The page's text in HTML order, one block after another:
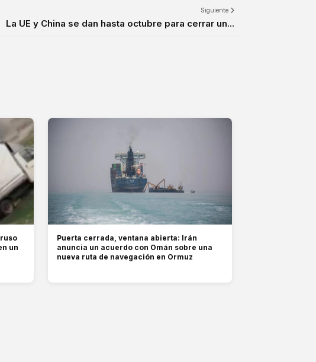
Siguiente
La UE y China se dan hasta octubre para cerrar un...
un
Puerta cerrada, ventana abierta: Irán
anuncia un acuerdo con Omán sobre una
nueva ruta de navegación en Ormuz